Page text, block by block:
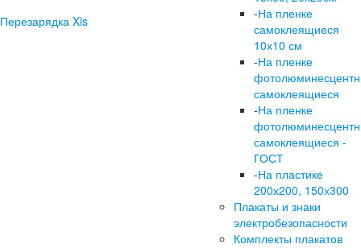
Перезарядка Xls
-На пленке
самоклеящиеся
10х10 см
-На пленке
самоклеящиеся
-На пленке
самоклеящиеся -
ГОСТ
-На пластике
200х200, 150х300
Плакаты и знаки
электробезопасности
Комплекты плакатов